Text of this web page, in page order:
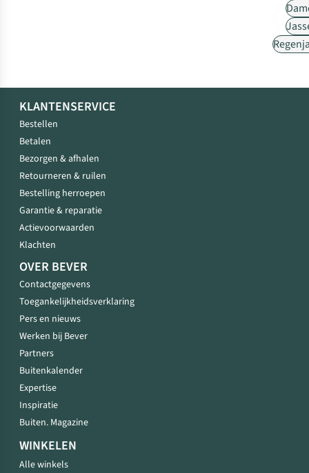
KLANTENSERVICE
Bestellen
Betalen
Bezorgen & afhalen
Retourneren & ruilen
Bestelling herroepen
Garantie & reparatie
Actievoorwaarden
Klachten
OVER BEVER
Contactgegevens
Toegankelijkheidsverklaring
Pers en nieuws
Werken bij Bever
Partners
Buitenkalender
Expertise
Inspiratie
Buiten. Magazine
WINKELEN
Alle winkels